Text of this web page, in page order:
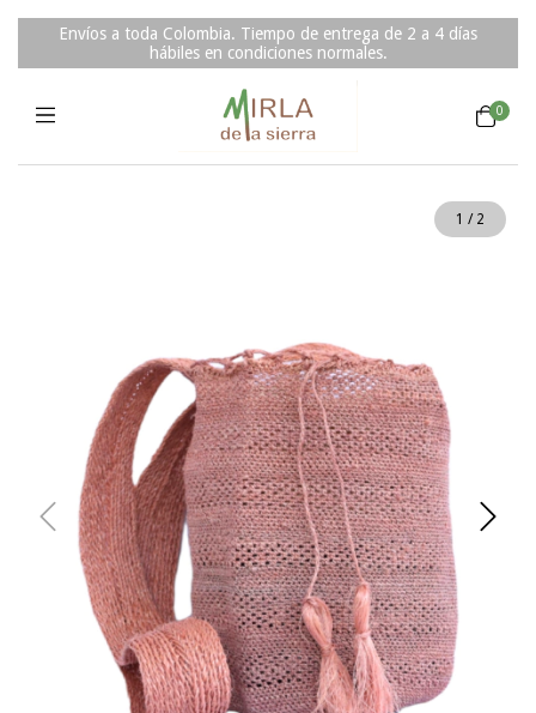
Envíos a toda Colombia. Tiempo de entrega de 2 a 4 días
hábiles en condiciones normales.
0
1 / 2